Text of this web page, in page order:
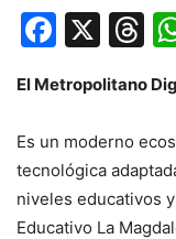
X
El Metropolitano
Es un moderno
tecnológica
niveles educativos
Educativo La